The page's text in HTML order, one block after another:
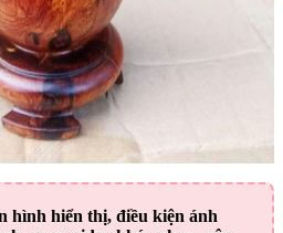
hình hiển thị, điều kiện ánh